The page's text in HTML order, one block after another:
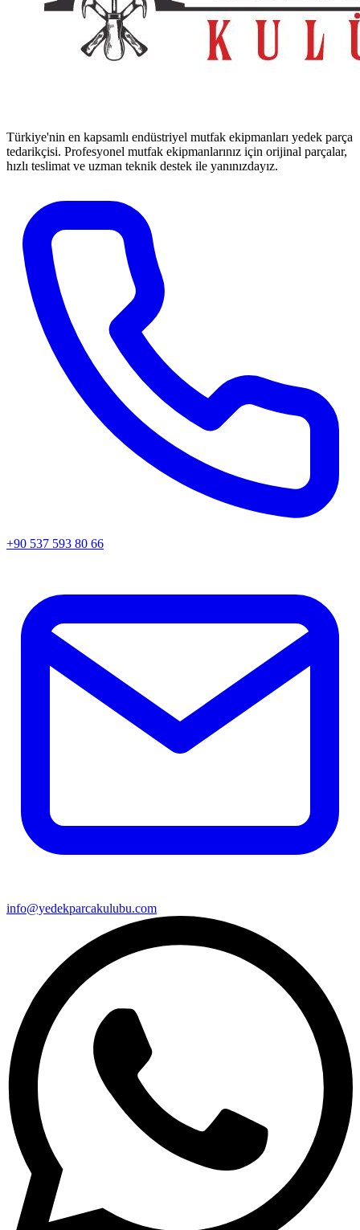
Türkiye'nin en kapsamlı endüstriyel mutfak ekipmanları yedek parça
tedarikçisi. Profesyonel mutfak ekipmanlarınız için orijinal parçalar,
hızlı teslimat ve uzman teknik destek ile yanınızdayız.
+90 537 593 80 66
info@yedekparcakulubu.com